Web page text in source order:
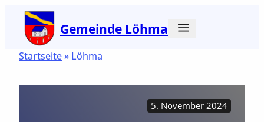
Zum
Inhalt
springen
Gemeinde Löhma
Startseite» Löhma
5. November 2024